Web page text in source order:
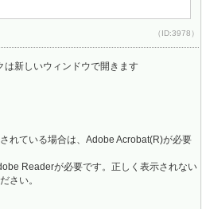
（ID:3978）
は新しいウィンドウで開きます
れている場合は、Adobe Acrobat(R)が必要
Readerが必要です。正しく表示されない
さい。